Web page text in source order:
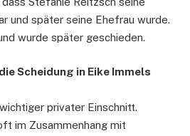
und später seine Ehefrau wurde.
wurde später geschieden.
Scheidung in Eike Immels
privater Einschnitt.
im Zusammenhang mit